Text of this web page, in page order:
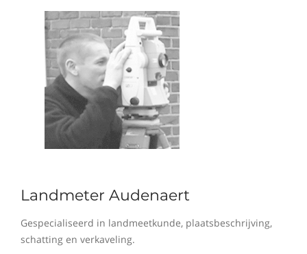
Landmeter Audenaert
Gespecialiseerd in landmeetkunde, plaatsbeschrijving,
schatting en verkaveling.